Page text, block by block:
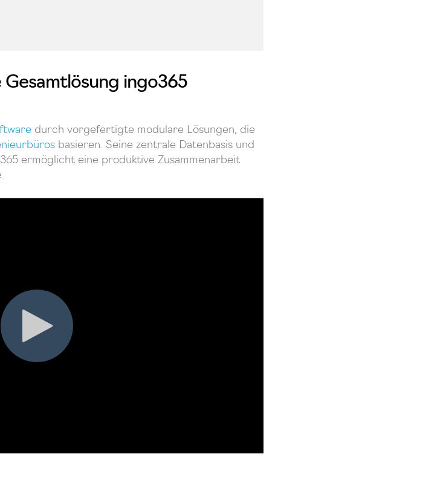
ingo365
durch vorgefertigte modulare Lösungen, die
basieren. Seine zentrale Datenbasis und
ermöglicht eine produktive Zusammenarbeit